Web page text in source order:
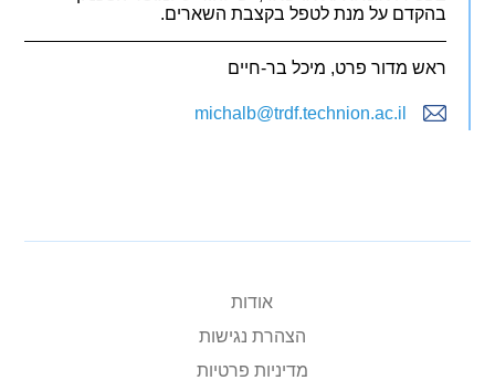
בהקדם על מנת לטפל בקצבת השארים.
ראש מדור פרט, מיכל בר-חיים
michalb@trdf.technion.ac.il
אודות
הצהרת נגישות
מדיניות פרטיות